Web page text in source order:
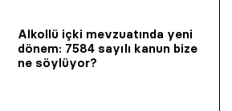
Alkollü içki mevzuatında yeni
dönem: 7584 sayılı kanun bize
ne söylüyor?